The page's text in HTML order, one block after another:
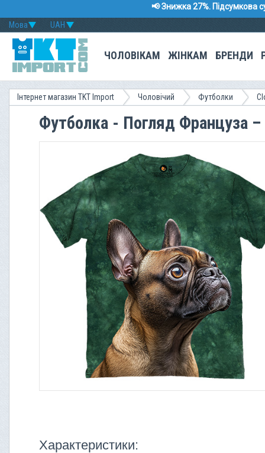
📢 Знижка 27%. Підсумкова
UAH
Мова
ЧОЛОВІКАМ ЖІНКАМ БРЕНДИ
Інтернет магазин TKT Import Чоловічий Футболки
Футболка - Погляд Француза
Характеристики: